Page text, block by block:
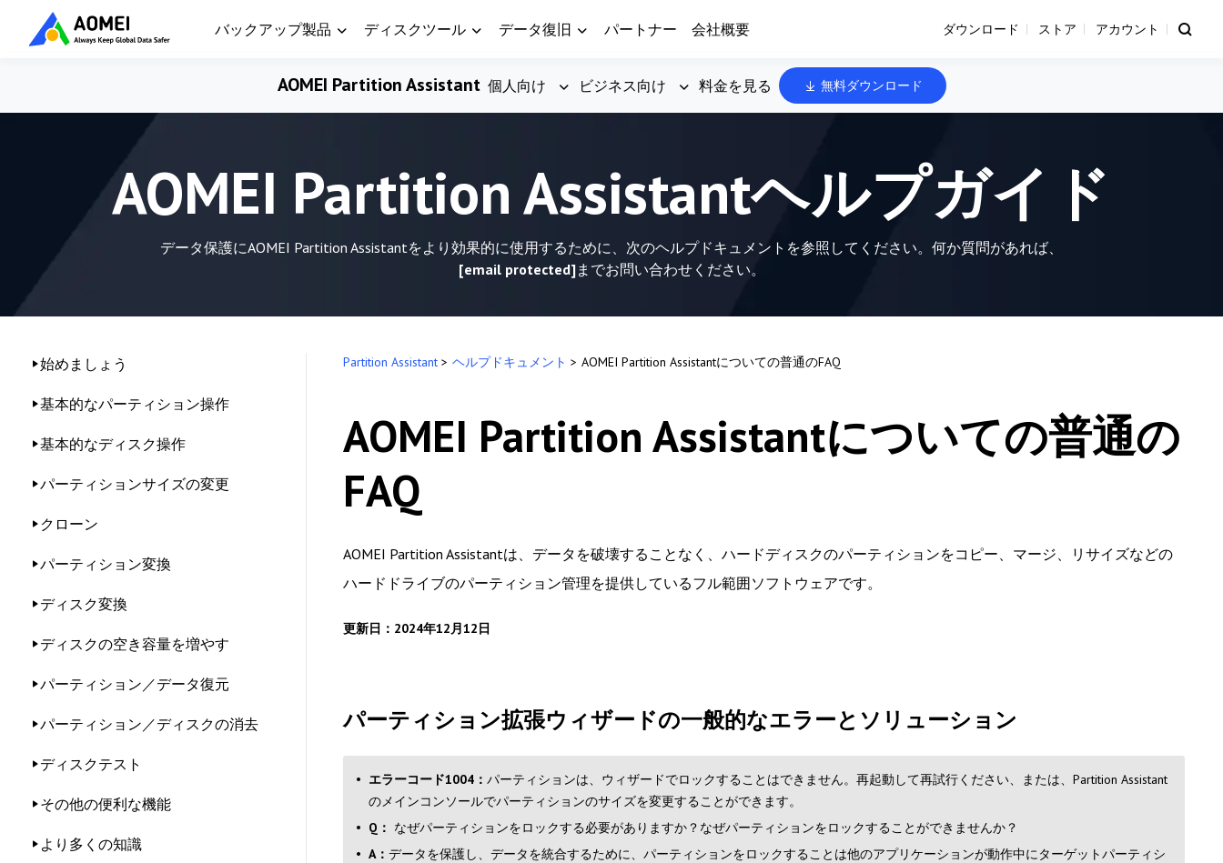
バックアップ製品 ディスクツール データ復旧 パートナー 会社概要 ダウンロード ストア アカウント
AOMEI Partition Assistant 個人向け ビジネス向け 料金を見る 無料ダウンロード
AOMEI Partition Assistantヘルプガイド
データ保護にAOMEI Partition Assistantをより効果的に使用するために、次のヘルプドキュメントを参照してください。何か質問があれば、
[email protected]までお問い合わせください。
始めましょう
基本的なパーティション操作
基本的なディスク操作
パーティションサイズの変更
クローン
パーティション変換
ディスク変換
ディスクの空き容量を増やす
パーティション／データ復元
パーティション／ディスクの消去
ディスクテスト
その他の便利な機能
より多くの知識
Partition Assistant > ヘルプドキュメント > AOMEI Partition Assistantについての普通のFAQ
AOMEI Partition Assistantについての普通の
FAQ
AOMEI Partition Assistantは、データを破壊することなく、ハードディスクのパーティションをコピー、マージ、リサイズなどの
ハードドライブのパーティション管理を提供しているフル範囲ソフトウェアです。
更新日：2024年12月12日
パーティション拡張ウィザードの一般的なエラーとソリューション
エラーコード1004： パーティションは、ウィザードでロックすることはできません。再起動して再試行ください、または、Partition Assistant
のメインコンソールでパーティションのサイズを変更することができます。
Q： なぜパーティションをロックする必要がありますか？なぜパーティションをロックすることができませんか？
A： データを保護し、データを統合するために、パーティションをロックすることは他のアプリケーションが動作中にターゲットパーティシ